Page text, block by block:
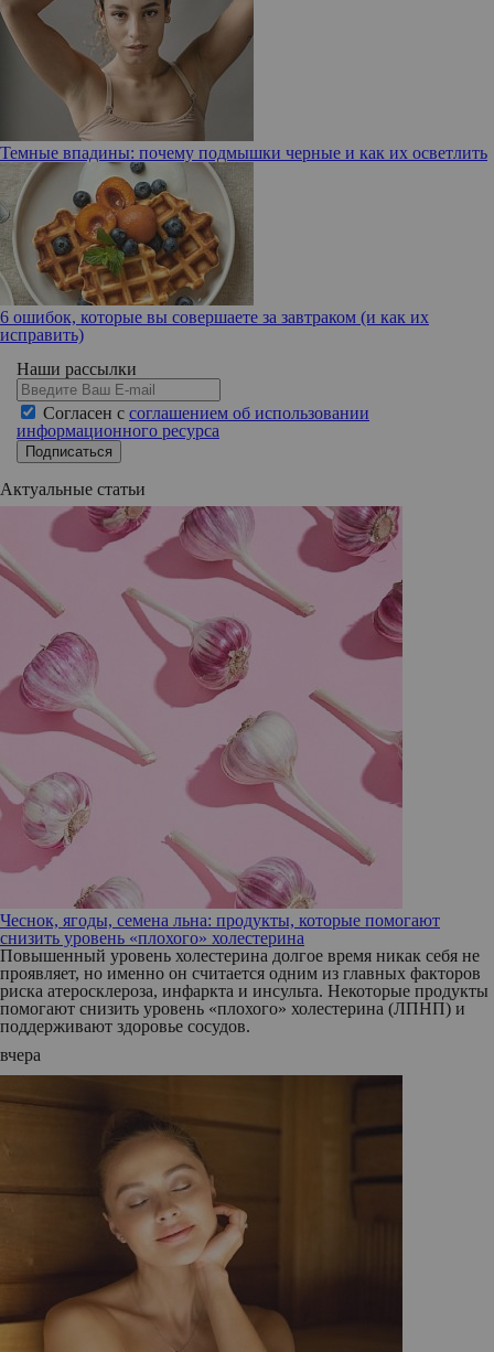
Темные впадины: почему подмышки черные и как их осветлить
6 ошибок, которые вы совершаете за завтраком (и как их
исправить)
Наши рассылки
Согласен с соглашением об использовании
информационного ресурса
Подписаться
Актуальные статьи
Чеснок, ягоды, семена льна: продукты, которые помогают
снизить уровень «плохого» холестерина
Повышенный уровень холестерина долгое время никак себя не
проявляет, но именно он считается одним из главных факторов
риска атеросклероза, инфаркта и инсульта. Некоторые продукты
помогают снизить уровень «плохого» холестерина (ЛПНП) и
поддерживают здоровье сосудов.
вчера